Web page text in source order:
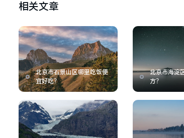
相关文章
北京市石景山区哪里吃饭便
宜好吃？
北京市海淀
方？